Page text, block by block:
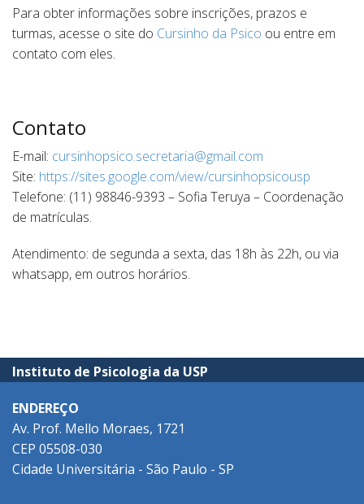
Para obter informações sobre inscrições, prazos e
turmas, acesse o site do Cursinho da Psico ou entre em
contato com eles.
Contato
E-mail: cursinhopsico.secretaria@gmail.com
Site: https://sites.google.com/view/cursinhopsicousp
Telefone: (11) 98846-9393 – Sofia Teruya – Coordenação
de matrículas.
Atendimento: de segunda a sexta, das 18h às 22h, ou via
whatsapp, em outros horários.
Instituto de Psicologia da USP
ENDEREÇO
Av. Prof. Mello Moraes, 1721
CEP 05508-030
Cidade Universitária - São Paulo - SP